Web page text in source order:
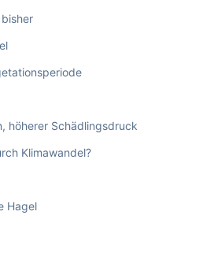
höherer Schädlingsdruck
Klimawandel?
Hagel